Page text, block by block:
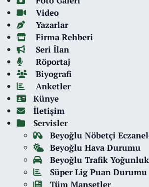
Video
Yazarlar
Firma Rehberi
Seri İlan
Röportaj
Biyografi
Anketler
Künye
İletişim
Servisler
Beyoğlu Nöbetçi
Beyoğlu Hava Durumu
Beyoğlu Trafik
Süper Lig Puan
Tüm Manşetler